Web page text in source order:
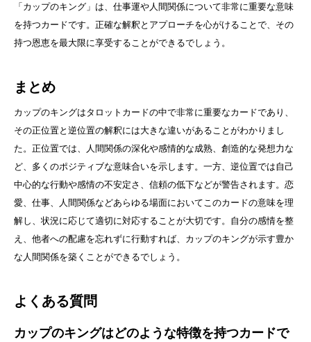
「カップのキング」は、仕事運や人間関係について非常に重要な意味
を持つカードです。正確な解釈とアプローチを心がけることで、その
持つ恩恵を最大限に享受することができるでしょう。
まとめ
カップのキングはタロットカードの中で非常に重要なカードであり、
その正位置と逆位置の解釈には大きな違いがあることがわかりまし
た。正位置では、人間関係の深化や感情的な成熟、創造的な発想力な
ど、多くのポジティブな意味合いを示します。一方、逆位置では自己
中心的な行動や感情の不安定さ、信頼の低下などが警告されます。恋
愛、仕事、人間関係などあらゆる場面においてこのカードの意味を理
解し、状況に応じて適切に対応することが大切です。自分の感情を整
え、他者への配慮を忘れずに行動すれば、カップのキングが示す豊か
な人間関係を築くことができるでしょう。
よくある質問
カップのキングはどのような特徴を持つカードで